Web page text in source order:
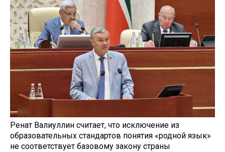
Ренат Валиуллин считает, что исключение из
образовательных стандартов понятия «родной язык»
не соответствует базовому закону страны